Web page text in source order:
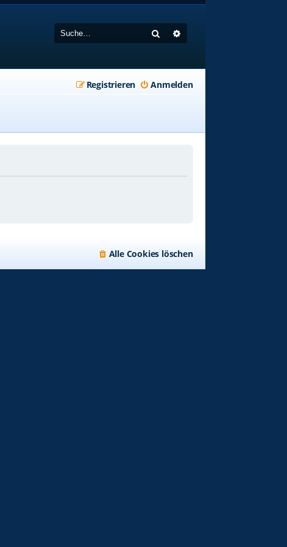
Suche
Anmelden
Registrieren
Alle Cookies löschen